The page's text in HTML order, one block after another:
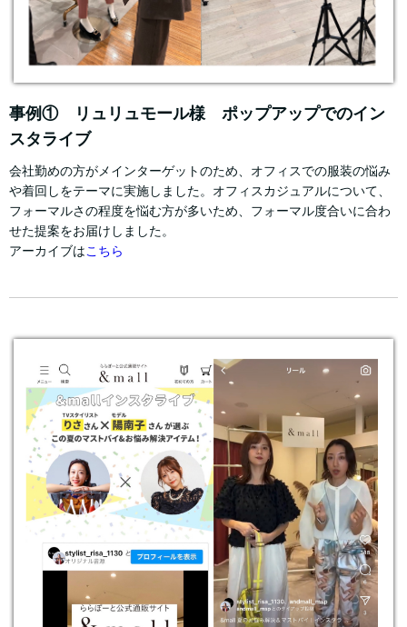
事例① リュリュモール様 ポップアップでのイン
スタライブ
会社勤めの方がメインターゲットのため、オフィスでの服装の悩み
や着回しをテーマに実施しました。オフィスカジュアルについて、
フォーマルさの程度を悩む方が多いため、フォーマル度合いに合わ
せた提案をお届けしました。
アーカイブはこちら